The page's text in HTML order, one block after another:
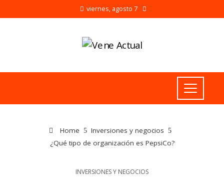
viernes, agosto 7
Home
Inversiones y negocios
¿Qué tipo de organización es PepsiCo?
INVERSIONES Y NEGOCIOS